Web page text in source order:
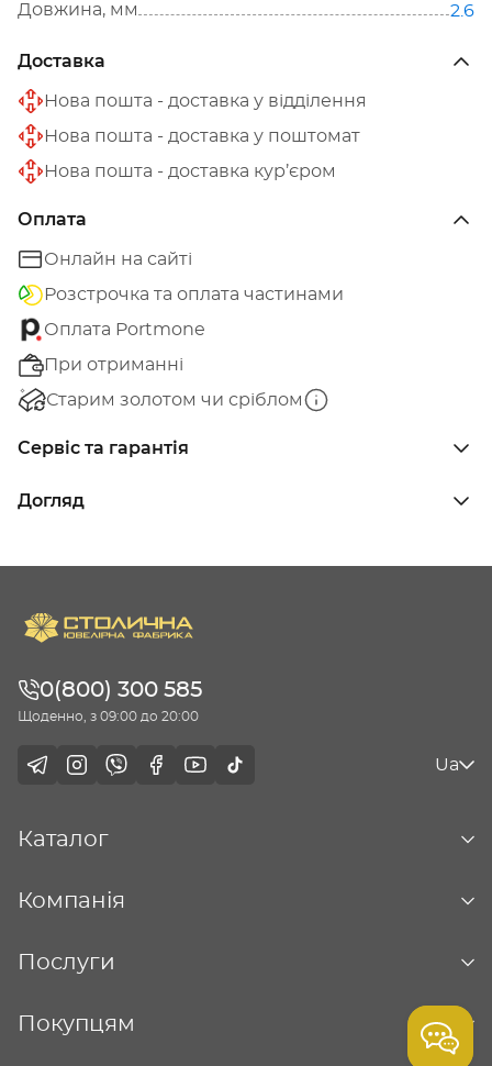
Довжина, мм
2.6
Доставка
Нова пошта - доставка у відділення
Нова пошта - доставка у поштомат
Нова пошта - доставка кур’єром
Оплата
Онлайн на сайті
Розстрочка та оплата частинами
Оплата Portmone
При отриманні
Старим золотом чи сріблом
Сервіс та гарантія
Догляд
0(800) 300 585
Щоденно, з 09:00 до 20:00
Ua
Каталог
Компанія
Послуги
Покупцям